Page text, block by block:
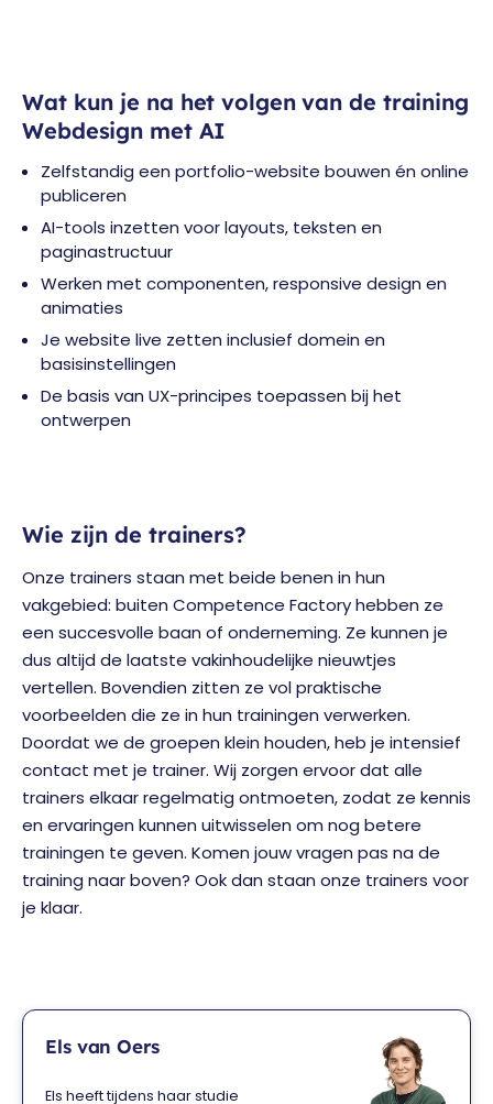
Wat kun je na het volgen van de training
Webdesign met AI
Zelfstandig een portfolio-website bouwen én online
publiceren
AI-tools inzetten voor layouts, teksten en
paginastructuur
Werken met componenten, responsive design en
animaties
Je website live zetten inclusief domein en
basisinstellingen
De basis van UX-principes toepassen bij het
ontwerpen
Wie zijn de trainers?
Onze trainers staan met beide benen in hun
vakgebied: buiten Competence Factory hebben ze
een succesvolle baan of onderneming. Ze kunnen je
dus altijd de laatste vakinhoudelijke nieuwtjes
vertellen. Bovendien zitten ze vol praktische
voorbeelden die ze in hun trainingen verwerken.
Doordat we de groepen klein houden, heb je intensief
contact met je trainer. Wij zorgen ervoor dat alle
trainers elkaar regelmatig ontmoeten, zodat ze kennis
en ervaringen kunnen uitwisselen om nog betere
trainingen te geven. Komen jouw vragen pas na de
training naar boven? Ook dan staan onze trainers voor
je klaar.
Els van Oers
Els heeft tijdens haar studie